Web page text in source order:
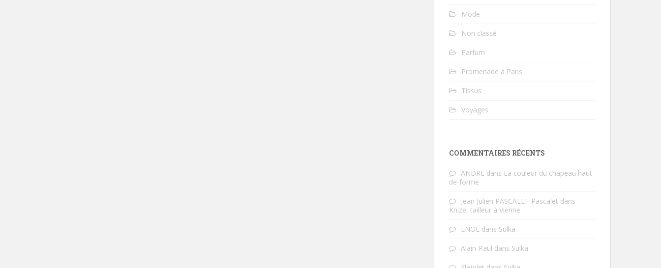
Mode
Non classé
Parfum
Promenade à Paris
Tissus
Voyages
COMMENTAIRES RÉCENTS
ANDRE dans La couleur du chapeau haut-
de-forme
Jean Julien PASCALET Pascalet dans
Knize, tailleur à Vienne
LNOL dans Sulka
Alain-Paul dans Sulka